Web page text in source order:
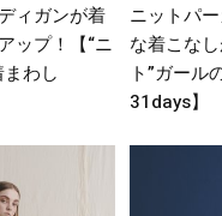
ィガンが着
ップ！【“ニ
わし
ニットパ
な着こな
ト”ガール
31days】